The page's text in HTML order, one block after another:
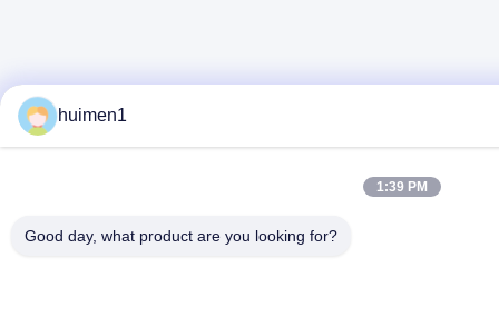
huimen1
1:39 PM
Good day, what product are you looking for?